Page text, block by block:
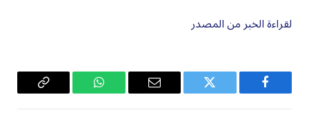
لقراءة الخبر من المصدر
فيسبوك تويتر
البريد
واتساب
Copy